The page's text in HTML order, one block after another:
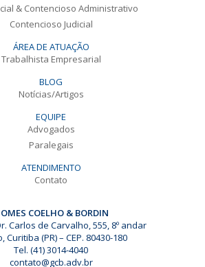
& Contencioso Administrativo
Contencioso Judicial
ÁREA DE ATUAÇÃO
Trabalhista Empresarial
BLOG
Notícias/Artigos
EQUIPE
Advogados
Paralegais
ATENDIMENTO
Contato
COELHO & BORDIN
Carlos de Carvalho, 555, 8º andar
Curitiba (PR) – CEP. 80430-180
Tel. (41) 3014-4040
contato@gcb.adv.br